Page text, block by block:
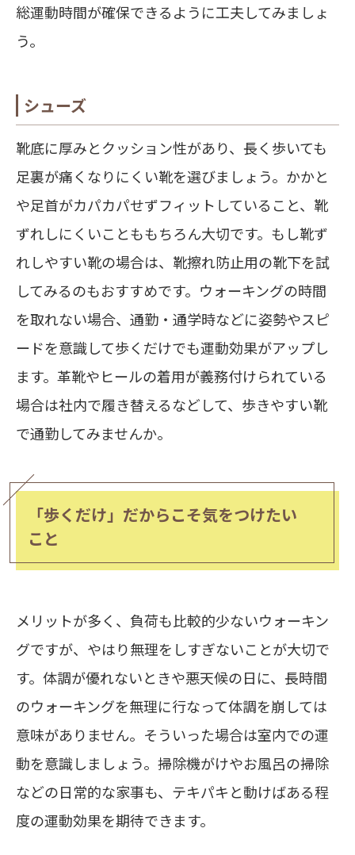
総運動時間が確保できるように工夫してみましょ
う。
シューズ
靴底に厚みとクッション性があり、長く歩いても
足裏が痛くなりにくい靴を選びましょう。かかと
や足首がカパカパせずフィットしていること、靴
ずれしにくいことももちろん大切です。もし靴ず
れしやすい靴の場合は、靴擦れ防止用の靴下を試
してみるのもおすすめです。ウォーキングの時間
を取れない場合、通勤・通学時などに姿勢やスピ
ードを意識して歩くだけでも運動効果がアップし
ます。革靴やヒールの着用が義務付けられている
場合は社内で履き替えるなどして、歩きやすい靴
で通勤してみませんか。
「歩くだけ」だからこそ気をつけたい
こと
メリットが多く、負荷も比較的少ないウォーキン
グですが、やはり無理をしすぎないことが大切で
す。体調が優れないときや悪天候の日に、長時間
のウォーキングを無理に行なって体調を崩しては
意味がありません。そういった場合は室内での運
動を意識しましょう。掃除機がけやお風呂の掃除
などの日常的な家事も、テキパキと動けばある程
度の運動効果を期待できます。